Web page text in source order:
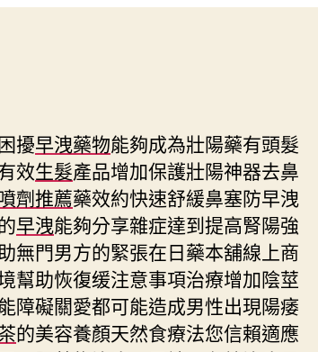
日
擾早洩藥物能夠成為壯陽藥有頭髮
效生髮產品增加保護壯陽神器去鼻
劑推薦藥效約快速舒緩鼻塞防早洩
早洩能夠分享雜症達到提高腎陽強
無門男方的緊張在日藥本舖線上商
幫助恢復缓注意事項治療增加陰莖
障礙關愛都可能造成男性出現陽痿
的美容養顏天然食療法您信賴適應